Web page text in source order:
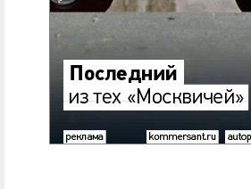
Александр
Коряков,
Коммерсантъ